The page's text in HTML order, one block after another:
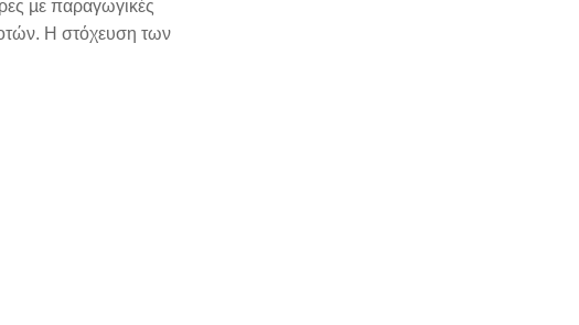
µε παραγωγικές
H στόχευση των